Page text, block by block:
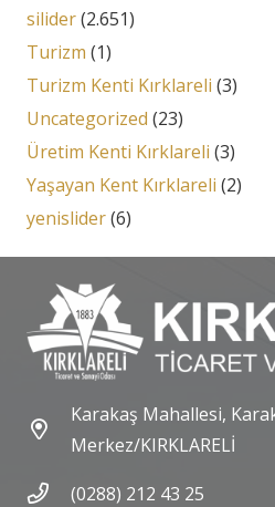
silider(2.651)
Turizm (1)
Turizm Kenti Kırklareli (3)
Uncategorized (23)
Üretim Kenti Kırklareli (3)
Yaşayan Kent Kırklareli (2)
yenislider(6)
Karakaş Mahallesi,
Merkez/KIRKLARELİ
(0288) 212 43 25